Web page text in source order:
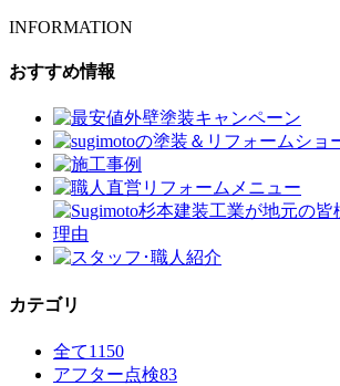
INFORMATION
おすすめ情報
カテゴリ
全て1150
アフター点検83